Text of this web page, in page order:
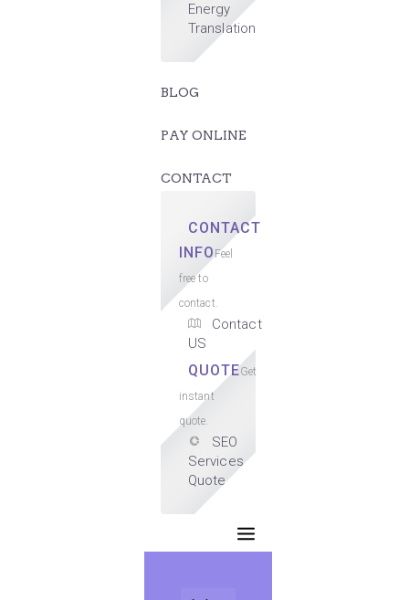
Energy
Translation
BLOG
PAY ONLINE
CONTACT
CONTACT
INFOFeel
free to
contact.
Contact
US
QUOTEGet
instant
quote.
SEO
Services
Quote